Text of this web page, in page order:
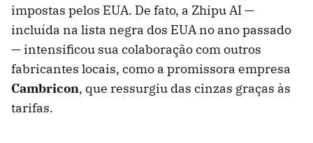
impostas pelos EUA. De fato, a Zhipu AI —
incluída na lista negra dos EUA no ano passado
— intensificou sua colaboração com outros
fabricantes locais, como a promissora empresa
Cambricon, que ressurgiu das cinzas graças às
tarifas.